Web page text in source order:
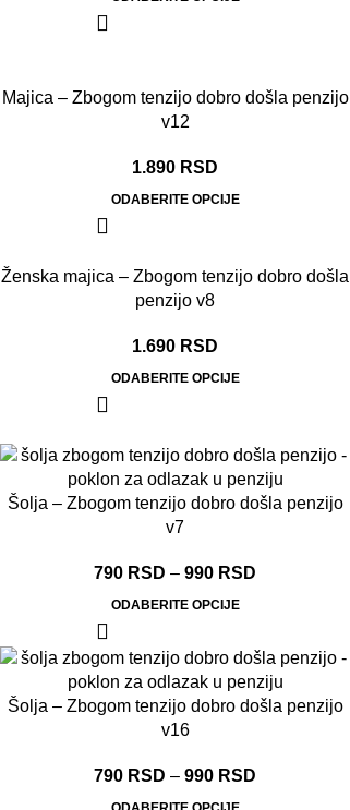
Majica – Zbogom tenzijo dobro došla penzijo
v12
1.890 RSD
ODABERITE OPCIJE
Ženska majica – Zbogom tenzijo dobro došla
penzijo v8
1.690 RSD
ODABERITE OPCIJE
Šolja – Zbogom tenzijo dobro došla penzijo
v7
790 RSD – 990 RSD
ODABERITE OPCIJE
Šolja – Zbogom tenzijo dobro došla penzijo
v16
790 RSD – 990 RSD